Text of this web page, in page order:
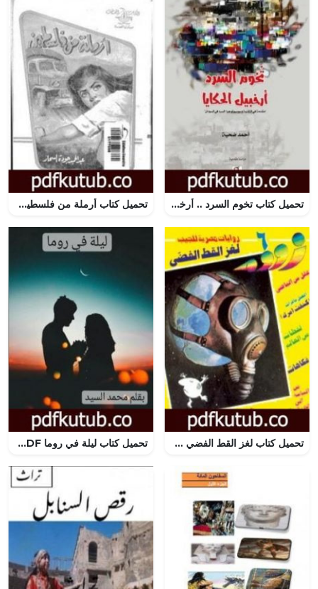
تحميل كتاب تخوم السرد .. أرخبيل الحكايا PDF تأليف أحمد ضحية مجانا [كامل] تحميل كتاب أرملة من فلسطين PDF تأليف عبد الحميد جودة السحار مجانا [كامل]
تحميل كتاب لغز القط الفضي – زووم PDF تأليف نبيل فاروق مجانا [كامل] تحميل كتاب ليلة في روما PDF تأليف محمد السيد مجانا [كامل]